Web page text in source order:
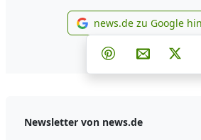
news.de zu Google
Teilen aufTeilen
Teilen auf
Per E-
Newsletter von news.de